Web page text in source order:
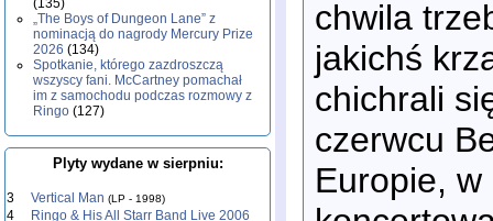
(135)
„The Boys of Dungeon Lane” z
nominacją do nagrody Mercury Prize
2026 (134)
Spotkanie, którego zazdroszczą
wszyscy fani. McCartney pomachał
im z samochodu podczas rozmowy z
Ringo (127)
Plyty wydane w sierpniu:
3 Vertical Man (LP - 1998)
4 Ringo & His All Starr Band Live 2006
chwila
jakichś
chichrali
czerwcu
Europie, w